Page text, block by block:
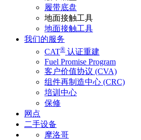
履带底盘
地面接触工具
地面接触工具
我们的服务
CAT® 认证重建
Fuel Promise Program
客户价值协议 (CVA)
组件再制造中心 (CRC)
培训中心
保修
网点
二手设备
摩洛哥